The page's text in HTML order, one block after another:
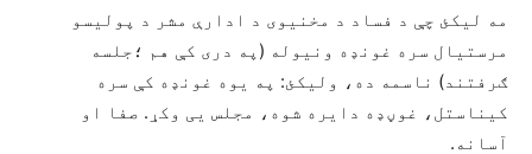
مه لیکئ چې د فساد د مخنیوی د ادارې مشر د پولیسو
مرستیال سره غونډه ونیوله (په دری کې هم ؛جلسه
ګرفتند) ناسمه ده، ولیکئ: په یوه غونډه کې سره
کیناستل، غوڼډه دایره شوه، مجلس یی وکړ. صفا او
آسانه.